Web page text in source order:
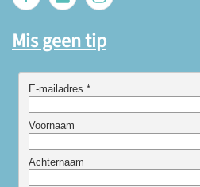
Mis geen tip